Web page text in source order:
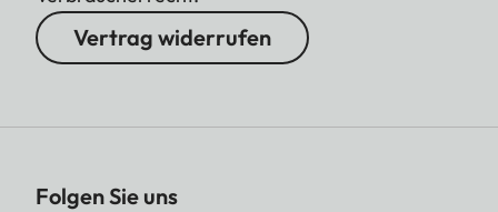
Vertrag widerrufen
Folgen Sie uns